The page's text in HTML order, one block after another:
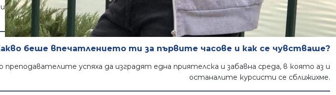
с програмиране. Огромно “Благодаря!” на академията за посоката, от която се
нуждаех, за да навляза сериозно в ИТ сектора.
беше впечатлението ти за първите часове и как се чувстваше?
успяха да изградят една приятелска и забавна среда, в която аз и
останалите курсисти се сближихме.